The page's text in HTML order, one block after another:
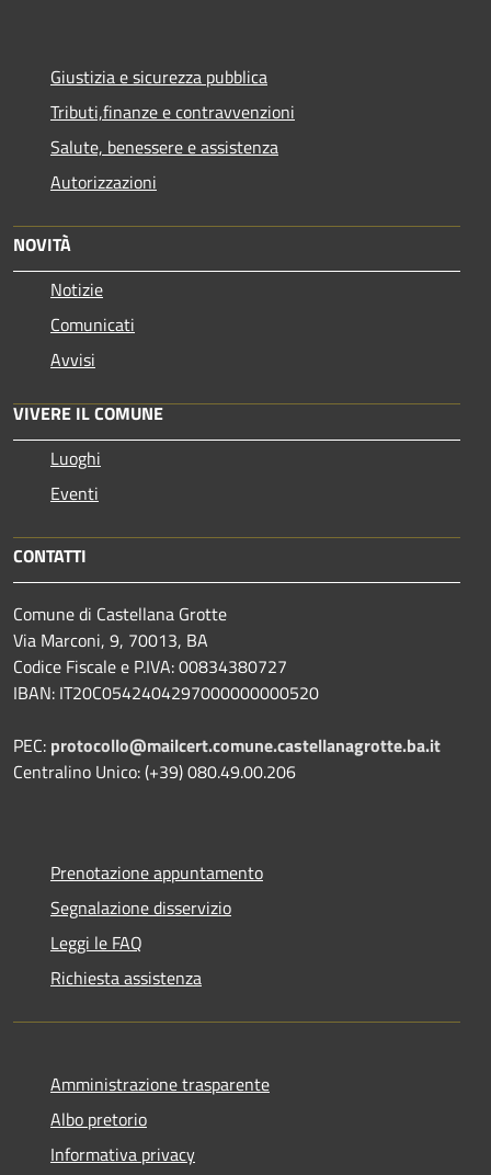
Giustizia e sicurezza pubblica
Tributi,finanze e contravvenzioni
Salute, benessere e assistenza
Autorizzazioni
NOVITÀ
Notizie
Comunicati
Avvisi
VIVERE IL COMUNE
Luoghi
Eventi
CONTATTI
Comune di Castellana Grotte
Via Marconi, 9, 70013, BA
Codice Fiscale e P.IVA: 00834380727
IBAN: IT20C0542404297000000000520
PEC: protocollo@mailcert.comune.castellanagrotte.ba.it
Centralino Unico: (+39) 080.49.00.206
Prenotazione appuntamento
Segnalazione disservizio
Leggi le FAQ
Richiesta assistenza
Amministrazione trasparente
Albo pretorio
Informativa privacy